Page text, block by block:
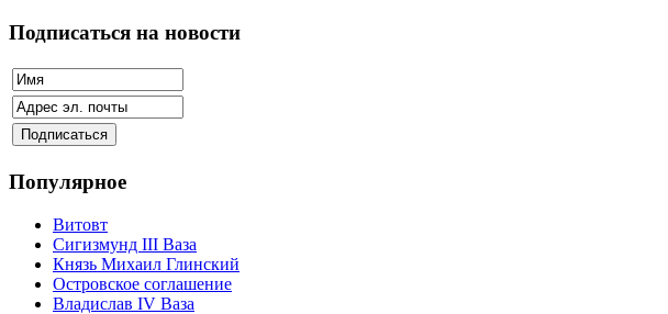
Подписаться на новости
Популярное
Витовт
Сигизмунд III Ваза
Князь Михаил Глинский
Островское соглашение
Владислав IV Ваза